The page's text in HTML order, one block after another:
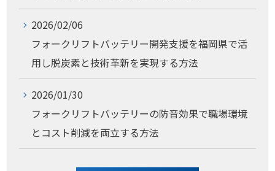
2026/02/06
フォークリフトバッテリー開発支援を福岡県で活
用し脱炭素と技術革新を実現する方法
2026/01/30
フォークリフトバッテリーの防音効果で職場環境
とコスト削減を両立する方法